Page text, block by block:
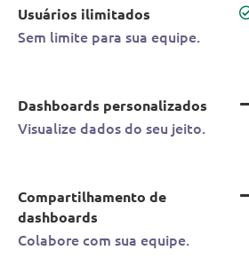
Usuários ilimitados
Sem limite para sua equipe.
Dashboards personalizados
Visualize dados do seu jeito.
Compartilhamento de
dashboards
Colabore com sua equipe.